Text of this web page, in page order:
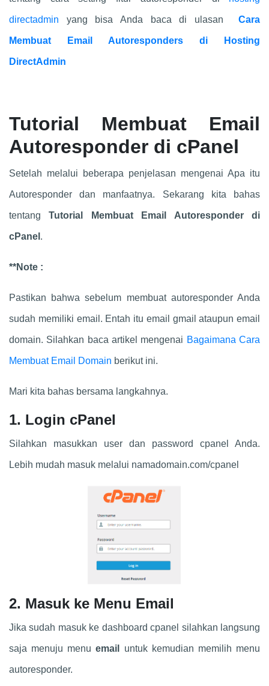
directadmin yang bisa Anda baca di ulasan Cara
Membuat Email Autoresponders di Hosting
DirectAdmin
Tutorial Membuat Email
Autoresponder di cPanel
Setelah melalui beberapa penjelasan mengenai Apa itu
Autoresponder dan manfaatnya. Sekarang kita bahas
tentangTutorial Membuat Email Autoresponder di
cPanel .
**Note :
Pastikan bahwa sebelum membuat autoresponder Anda
sudah memiliki email. Entah itu email gmail ataupun email
domain. Silahkan baca artikel mengenai Bagaimana Cara
Membuat Email Domain berikut ini.
Mari kita bahas bersama langkahnya.
1. Login cPanel
Silahkan masukkan user dan password cpanel Anda.
Lebih mudah masuk melalui namadomain.com/cpanel
2. Masuk ke Menu Email
Jika sudah masuk ke dashboard cpanel silahkan langsung
saja menuju menuemail untuk kemudian memilih menu
autoresponder.